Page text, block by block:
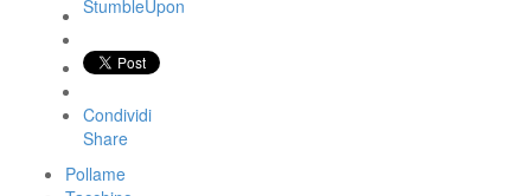
Condividi
Share
Pollame